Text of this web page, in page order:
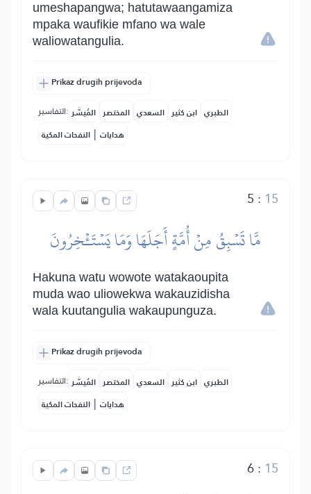
umeshapangwa; hatutawaangamiza
mpaka waufikie mfano wa wale
waliowatangulia.
Prikaz drugih prijevoda
التفاسير: المُيسَّر المختصر السعدي ابن كثير الطبري
النفحات المكية | هدايات
5 : 15
مَّا تَسۡبِقُ مِنۡ أُمَّةٍ أَجَلَهَا وَمَا يَسۡتَـٔۡخِرُونَ
Hakuna watu wowote watakaoupita
muda wao uliowekwa wakauzidisha
wala kuutangulia wakaupunguza.
Prikaz drugih prijevoda
التفاسير: المُيسَّر المختصر السعدي ابن كثير الطبري
النفحات المكية | هدايات
6: 15